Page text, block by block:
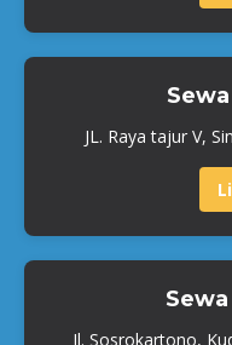
JL. Raya tajur V,
Jl. Sosrokartono,